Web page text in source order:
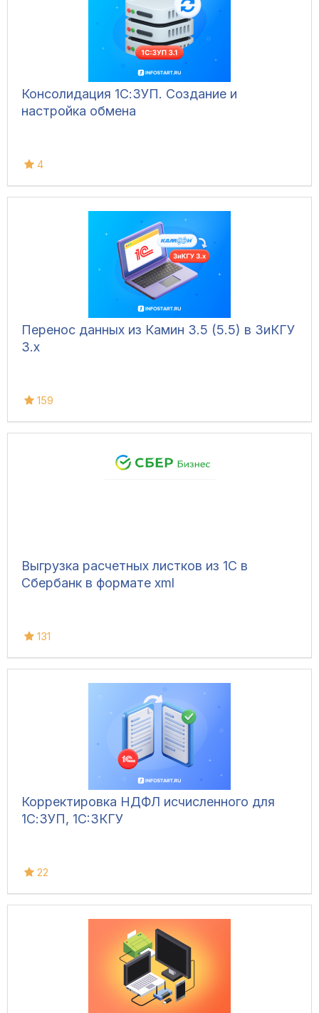
Консолидация 1С:ЗУП. Создание и
настройка обмена
4
Перенос данных из Камин 3.5 (5.5) в ЗиКГУ
3.х
159
Выгрузка расчетных листков из 1С в
Сбербанк в формате xml
131
Корректировка НДФЛ исчисленного для
1С:ЗУП, 1C:ЗКГУ
22